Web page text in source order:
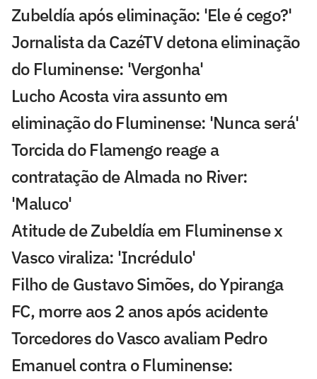
Zubeldía após eliminação: 'Ele é cego?'
Jornalista da CazéTV detona eliminação
do Fluminense: 'Vergonha'
Lucho Acosta vira assunto em
eliminação do Fluminense: 'Nunca será'
Torcida do Flamengo reage a
contratação de Almada no River:
'Maluco'
Atitude de Zubeldía em Fluminense x
Vasco viraliza: 'Incrédulo'
Filho de Gustavo Simões, do Ypiranga
FC, morre aos 2 anos após acidente
Torcedores do Vasco avaliam Pedro
Emanuel contra o Fluminense: